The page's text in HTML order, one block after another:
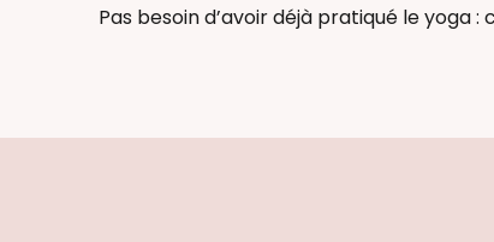
Pas besoin d’avoir déjà pratiqué le yoga